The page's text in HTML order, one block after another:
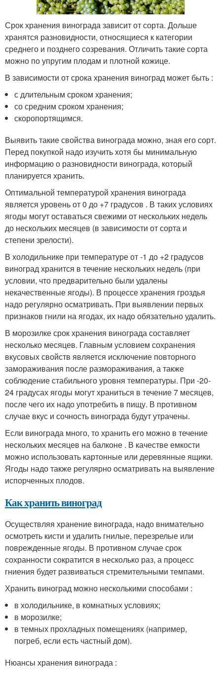
Срок хранения винограда зависит от сорта. Дольше
хранятся разновидности, относящиеся к категории
среднего и позднего созревания. Отличить такие сорта
можно по упругим плодам и плотной кожице.
В зависимости от срока хранения виноград может быть :
с длительным сроком хранения;
со средним сроком хранения;
скоропортящимся.
Выявить такие свойства винограда можно, зная его сорт.
Перед покупкой надо изучить хотя бы минимальную
информацию о разновидности винограда, который
планируется хранить.
Оптимальной температурой хранения винограда
является уровень от 0 до +7 градусов . В таких условиях
ягоды могут оставаться свежими от нескольких недель
до нескольких месяцев (в зависимости от сорта и
степени зрелости).
В холодильнике при температуре от -1 до +2 градусов
виноград хранится в течение нескольких недель (при
условии, что предварительно были удалены
некачественные ягоды). В процессе хранения гроздья
надо регулярно осматривать. При выявлении первых
признаков гнили на ягодах, их надо обязательно удалить.
В морозилке срок хранения винограда составляет
несколько месяцев. Главным условием сохранения
вкусовых свойств является исключение повторного
замораживания после размораживания, а также
соблюдение стабильного уровня температуры. При -20-
24 градусах ягоды могут храниться в течение 7 месяцев,
после чего их надо употребить в пищу. В противном
случае вкус и сочность винограда будут утрачены.
Если винограда много, то хранить его можно в течение
нескольких месяцев на балконе . В качестве емкости
можно использовать картонные или деревянные ящики.
Ягоды надо также регулярно осматривать на выявление
испорченных плодов.
Как хранить виноград
Осуществляя хранение винограда, надо внимательно
осмотреть кисти и удалить гнилые, перезрелые или
поврежденные ягоды. В противном случае срок
сохранности сократится в несколько раз, а процесс
гниения будет развиваться стремительными темпами.
Хранить виноград можно несколькими способами :
в холодильнике, в комнатных условиях;
в морозилке;
в темных прохладных помещениях (например,
погреб, если есть частный дом).
Нюансы хранения винограда :